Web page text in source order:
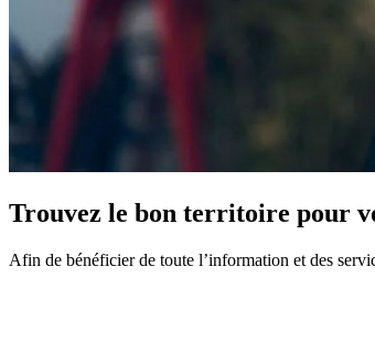
Trouvez le bon territoire pour
Afin de bénéficier de toute l’information et des